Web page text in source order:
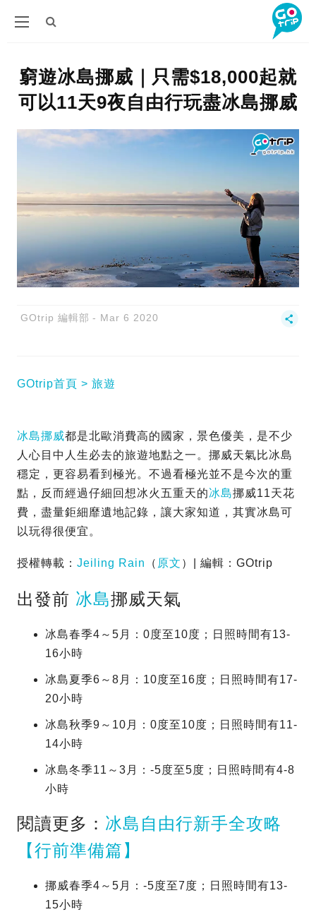
窮遊冰島挪威｜只需$18,000起就
可以11天9夜自由行玩盡冰島挪威
GOtrip 編輯部 Mar 6 2020
GOtrip首頁 旅遊
冰島挪威都是北歐消費高的國家，景色優美，是不少
人心目中人生必去的旅遊地點之一。挪威天氣比冰島
穩定，更容易看到極光。不過看極光並不是今次的重
點，反而經過仔細回想冰火五重天的冰島挪威11天花
費，盡量鉅細靡遺地記錄，讓大家知道，其實冰島可
以玩得很便宜。
授權轉載： Jeiling Rain （ 原文 ）| 編輯：GOtrip
出發前 冰島挪威天氣
冰島春季4～5月：0度至10度；日照時間有13-
16小時
冰島夏季6～8月：10度至16度；日照時間有17-
20小時
冰島秋季9～10月：0度至10度；日照時間有11-
14小時
冰島冬季11～3月：-5度至5度；日照時間有4-8
小時
閱讀更多： 冰島自由行新手全攻略
【行前準備篇】
挪威春季4～5月：-5度至7度；日照時間有13-
15小時